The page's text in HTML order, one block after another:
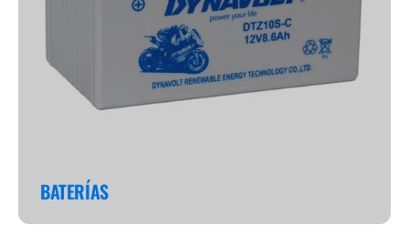
BATERÍAS